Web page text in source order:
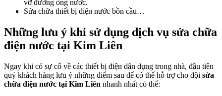
vỡ đường ống nước.
Sửa chữa thiết bị điện nước bồn cầu…
Những lưu ý khi sử dụng dịch vụ sửa chữa
điện nước tại Kim Liên
Ngay khi có sự cố về các thiết bị điện dân dụng trong nhà, đầu tiên
quý khách hàng lưu ý những điểm sau để có thể hỗ trợ cho đội sửa
chữa điện nước tại Kim Liên nhanh nhất có thể: